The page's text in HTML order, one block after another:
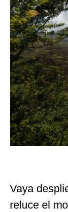
Vaya
reluce el